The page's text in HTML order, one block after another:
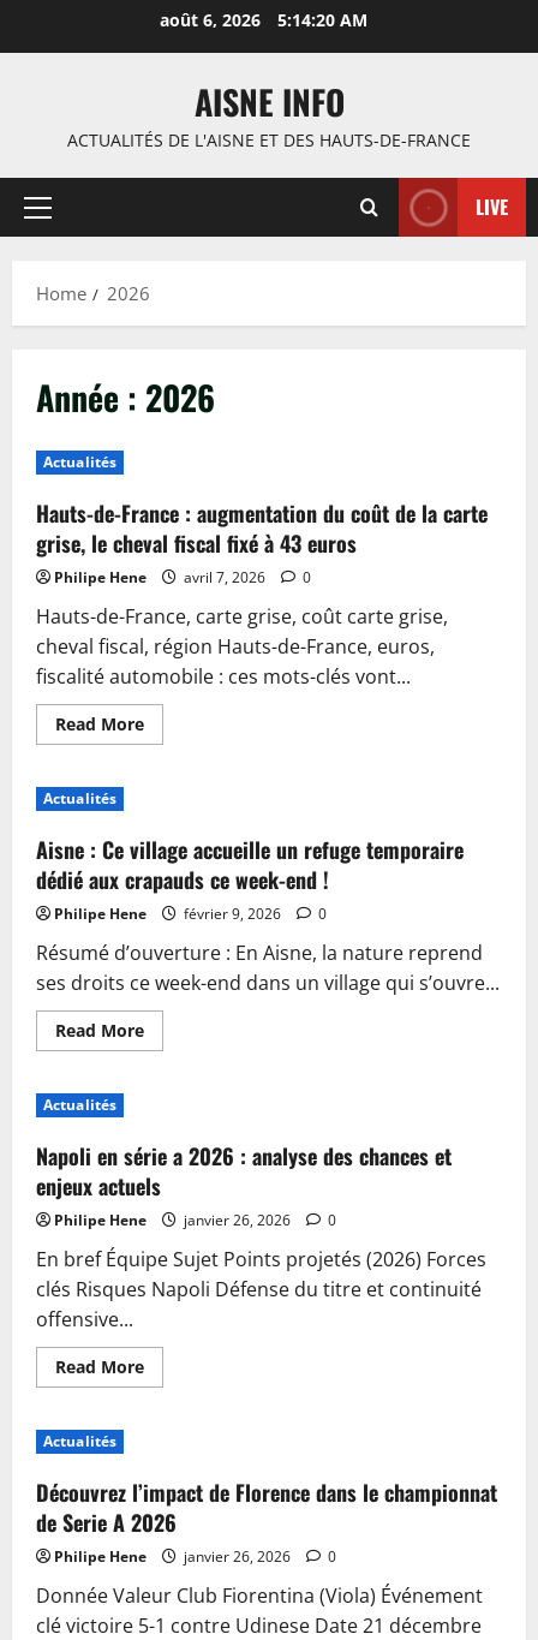
août 6, 2026 5:14:21 AM
AISNE INFO
ACTUALITÉS DE L'AISNE ET DES HAUTS-DE-FRANCE
Primary
LIVE
Home 2026
Année : 2026
Actualités
Hauts-de-France : augmentation du coût de la carte
grise, le cheval fiscal fixé à 43 euros
Philipe Hene avril 7, 2026 0
Hauts-de-France, carte grise, coût carte grise,
cheval fiscal, région Hauts-de-France, euros,
fiscalité automobile : ces mots-clés vont...
Read MoreRead
more
augmentation
du
coût
de
la
carte
grise,
le
cheval
fiscal
fixé
à
43
euros
Actualités
Aisne : Ce village accueille un refuge temporaire
dédié aux crapauds ce week-end !
Philipe Hene février 9, 2026 0
Résumé d’ouverture : En Aisne, la nature reprend
ses droits ce week-end dans un village qui s’ouvre...
Read MoreRead
more
accueille
un
refuge
temporaire
dédié
aux
crapauds
ce
week-
end
Actualités
Napoli en série a 2026 : analyse des chances et
enjeux actuels
Philipe Hene janvier 26, 2026 0
En bref Équipe Sujet Points projetés (2026) Forces
clés Risques Napoli Défense du titre et continuité
offensive...
Read MoreRead
more
2026
:
analyse
des
chances
et
enjeux
actuels
Actualités
Découvrez l’impact de Florence dans le championnat
de Serie A 2026
Philipe Hene janvier 26, 2026 0
Donnée Valeur Club Fiorentina (Viola) Événement
clé victoire 5-1 contre Udinese Date 21 décembre